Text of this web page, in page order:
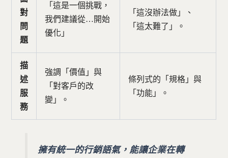
對
問
題
「這是一個挑戰，
我們建議從…開始
優化」
「這沒辦法做」、
「這太難了」。
描
述
服
務
強調「價值」與
「對客戶的改
變」。
條列式的「規格」與
「功能」。
擁有統一的行銷語氣，能讓企業在轉